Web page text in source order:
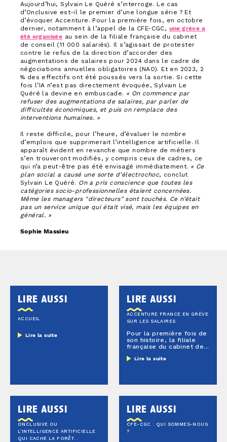
Aujourd’hui, Sylvain Le Quéré s’interroge. Le cas
d’Onclusive est-il le premier d’une longue série ? Et
d’évoquer Accenture. Pour la première fois, en octobre
dernier, notamment à l’appel de la CFE-CGC, une grève a
été organisée au sein de la filiale française du cabinet
de conseil (11 000 salariés). Il s’agissait de protester
contre le refus de la direction d’accorder des
augmentations de salaires pour 2024 dans le cadre de
négociations annuelles obligatoires (NAO). Et en 2023, 2
% des effectifs ont été poussés vers la sortie. Si cette
fois l’IA n’est pas directement évoquée, Sylvain Le
Quéré la devine en embuscade. « On commence par
refuser des augmentations de salaires, par parler de
difficultés économiques, et puis on remplace des
interventions humaines. »
Il reste difficile, pour l’heure, d’évaluer le nombre
d’emplois que supprimerait l’intelligence artificielle. Il
apparaît évident en revanche que nombre de métiers
s’en trouveront modifiés, y compris ceux de cadres, ce
qui n’a peut-être pas été envisagé immédiatement. « Ce
plan social a causé une sorte d’électrochoc, conclut
Sylvain Le Quéré. On a pris conscience que toutes les
catégories socio-professionnelles étaient concernées.
Même les managers "directeurs" sont touchés. Ce n’était
pas un service unique qui était visé, mais les équipes en
général. »
Sophie Massieu
lire aussi
ACCUEIL
Lire la suite
lire aussi
ACCENTURE FRANCE EN GRÈVE
SUR LES SALAIRES
Pour la première fois de
son histoire, la filiale
française du cabinet de...
Lire la suite
lire aussi
ONCLUSIVE OU
L'INTELLIGENCE ARTIFICIELLE
QUI CACHE LA FORÊT…
lire aussi
CFE-CGC : QUI SOMMES-NOUS
?